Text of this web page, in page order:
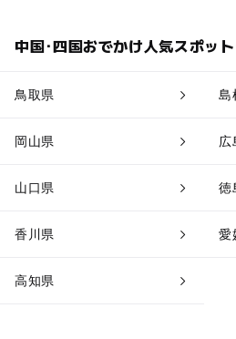
中国･四国おでかけ人気スポッ
鳥取県 島
岡山県 広
山口県 徳
香川県 愛
高知県